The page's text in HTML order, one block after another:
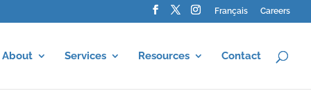
Français Careers
About Services Resources Contact